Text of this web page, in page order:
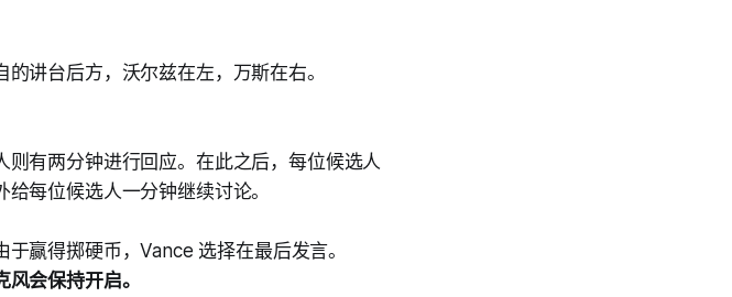
讲台后方，沃尔兹在左，万斯在右。
有两分钟进行回应。在此之后，每位候选人
每位候选人一分钟继续讨论。
赢得掷硬币，Vance 选择在最后发言。
会保持开启。